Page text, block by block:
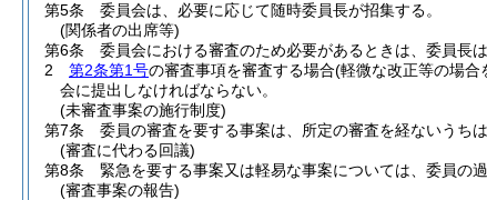
第5条
委員会は、必要に応じて随時委員長が招集する。
(関係者の出席等)
第6条
委員会における審査のため必要があるときは、委員長
2
第2条第1号の審査事項を審査する場合(軽微な改正等の場合
会に提出しなければならない。
(未審査事案の施行制度)
第7条
委員の審査を要する事案は、所定の審査を経ないうち
(審査に代わる回議)
第8条
緊急を要する事案又は軽易な事案については、委員の
(審査事案の報告)